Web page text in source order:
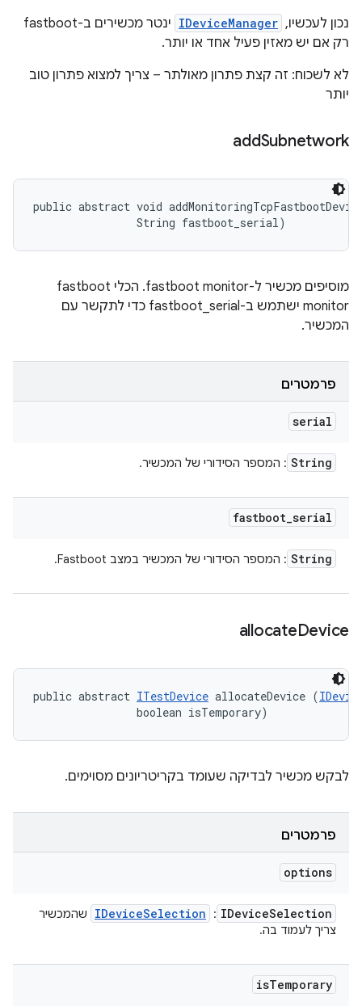
נכון לעכשיו, IDeviceManager
ינטר מכשירים ב-fastboot
רק אם יש מאזין פעיל אחד או יותר.
לא לשכוח: זה קצת פתרון מאולתר – צריך למצוא פתרון טוב
יותר
addSubnetwork
public abstract void
                String fastboot_serial)
מוסיפים מכשיר ל-fastboot monitor. הכלי fastboot
monitor ישתמש ב-fastboot_serial כדי לתקשר עם
המכשיר.
פרמטרים
serial
String : המספר הסידורי של המכשיר.
fastboot_serial
String : המספר הסידורי של המכשיר במצב Fastboot.
allocateDevice
public abstract ITestDevice allocateDevice (
                boolean isTemporary)
לבקש מכשיר לבדיקה שעומד בקריטריונים מסוימים.
פרמטרים
options
IDeviceSelection
:
IDeviceSelection
שהמכשיר
צריך לעמוד בה.
isTemporary